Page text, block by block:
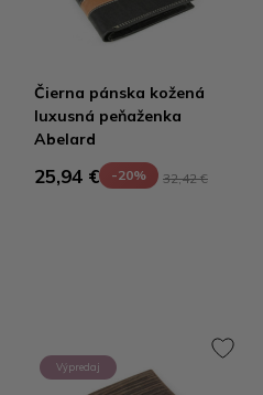
Čierna pánska kožená
luxusná peňaženka
Abelard
25,94 € -20% 32,42 €
Výpredaj